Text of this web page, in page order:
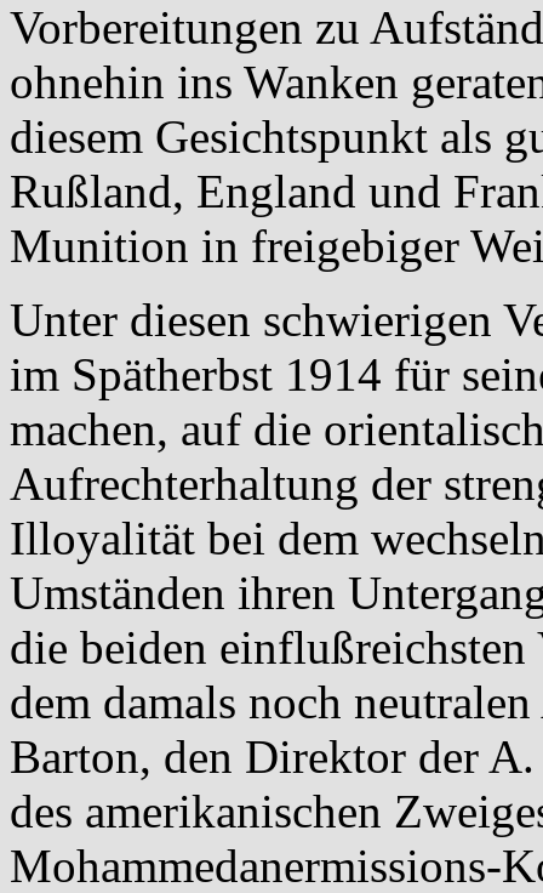
Vorbereitungen zu
ohnehin ins Wanken
diesem Gesichtspunkt als
Rußland, England und
Munition in freigebiger
Unter diesen schwierigen
im Spätherbst 1914 für
machen, auf die
Aufrechterhaltung der
Illoyalität bei dem
Umständen ihren
die beiden
dem damals noch
Barton, den Direktor der
des amerikanischen
Mohammedanermissions-